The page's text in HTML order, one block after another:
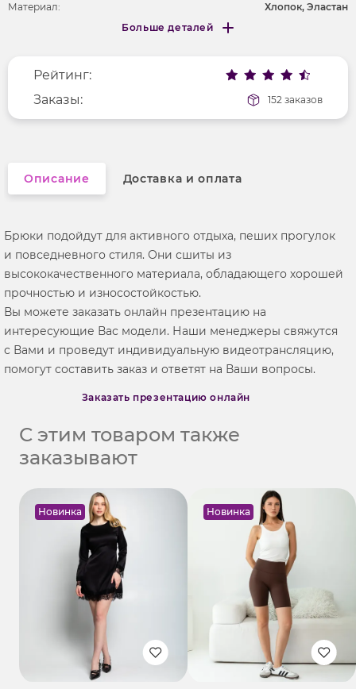
Материал:
Хлопок, Эластан
Фактура материала
гладкий
Больше деталей
Меньше деталей
Рейтинг:
Заказы:
152 заказов
Описание Доставка и оплата
Брюки подойдут для активного отдыха, пеших прогулок
и повседневного стиля. Они сшиты из
высококачественного материала, обладающего хорошей
прочностью и износостойкостью.
Вы можете заказать онлайн презентацию на
интересующие Вас модели. Наши менеджеры свяжутся
с Вами и проведут индивидуальную видеотрансляцию,
помогут составить заказ и ответят на Ваши вопросы.
Заказать презентацию онлайн
С этим товаром также
заказывают
Новинка Новинка